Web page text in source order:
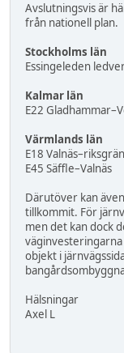
Avslutningsvis är
från nationell plan.
Stockholms län
Essingeleden
Kalmar län
E22
Värmlands län
E18
E45 Säffle–Valnäs
Därutöver kan
tillkommit. För
men det kan dock
väginvesteringarna
objekt i
Hälsningar
Axel L